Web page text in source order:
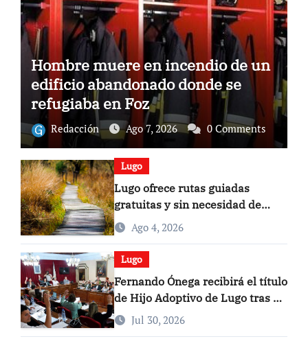
Hombre muere en incendio de un
edificio abandonado donde se
refugiaba en Foz
Redacción Ago 7, 2026 0 Comments
Lugo
Lugo ofrece rutas guiadas
gratuitas y sin necesidad de
inscripción para desconectar
Ago 4, 2026
Lugo
Fernando Ónega recibirá el título
de Hijo Adoptivo de Lugo tras el
apoyo unánime del Pleno
Jul 30, 2026